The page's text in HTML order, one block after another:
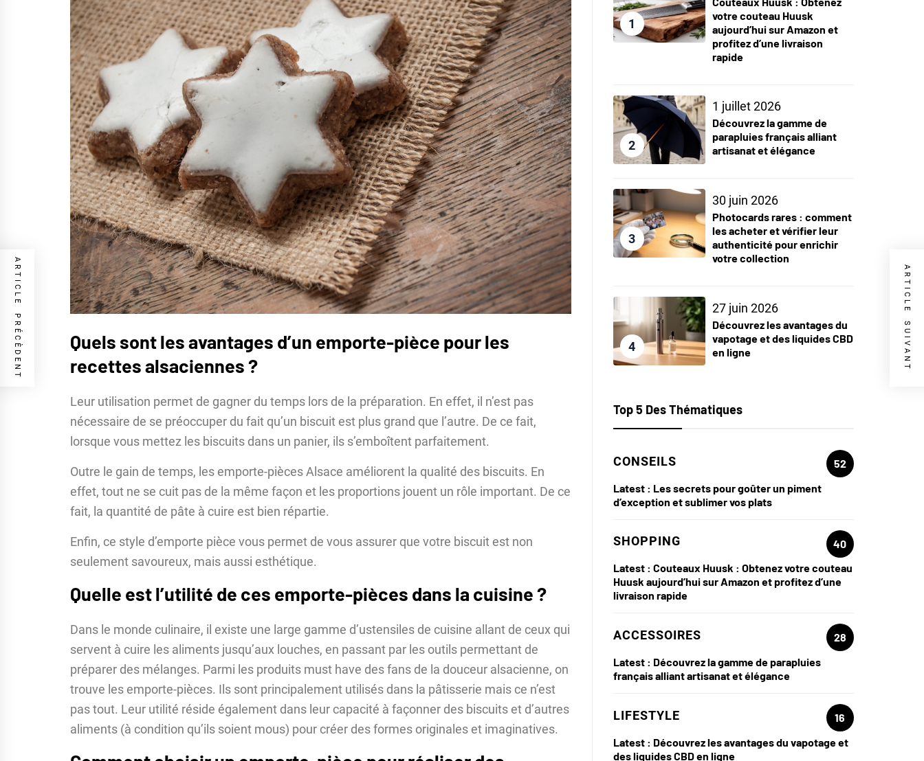
Quels sont les avantages d’un emporte-pièce pour les
recettes alsaciennes ?
Leur utilisation permet de gagner du temps lors de la préparation. En effet, il n’est pas
nécessaire de se préoccuper du fait qu’un biscuit est plus grand que l’autre. De ce fait,
lorsque vous mettez les biscuits dans un panier, ils s’emboîtent parfaitement.
Outre le gain de temps, les emporte-pièces Alsace améliorent la qualité des biscuits. En
effet, tout ne se cuit pas de la même façon et les proportions jouent un rôle important. De ce
fait, la quantité de pâte à cuire est bien répartie.
Enfin, ce style d’emporte pièce vous permet de vous assurer que votre biscuit est non
seulement savoureux, mais aussi esthétique.
Quelle est l’utilité de ces emporte-pièces dans la cuisine ?
Dans le monde culinaire, il existe une large gamme d’ustensiles de cuisine allant de ceux qui
servent à cuire les aliments jusqu’aux louches, en passant par les outils permettant de
préparer des mélanges. Parmi les produits must have des fans de la douceur alsacienne, on
trouve les emporte-pièces. Ils sont principalement utilisés dans la pâtisserie mais ce n’est
pas tout. Leur utilité réside également dans leur capacité à façonner des biscuits et d’autres
aliments (à condition qu’ils soient mous) pour créer des formes originales et imaginatives.
ARTICLE PRÉCÈDENT ARTICLE SUIVANT
1
votre couteau Huusk
aujourd’hui sur Amazon et
profitez d’une livraison
rapide
2
1 juillet 2026
Découvrez la gamme de
parapluies français alliant
artisanat et élégance
3
30 juin 2026
Photocards rares : comment
les acheter et vérifier leur
authenticité pour enrichir
votre collection
4
27 juin 2026
Découvrez les avantages du
vapotage et des liquides CBD
en ligne
Top 5 Des Thématiques
CONSEILS
52
Latest : Les secrets pour goûter un piment
d’exception et sublimer vos plats
SHOPPING
40
Latest : Couteaux Huusk : Obtenez votre couteau
Huusk aujourd’hui sur Amazon et profitez d’une
livraison rapide
ACCESSOIRES
28
Latest : Découvrez la gamme de parapluies
français alliant artisanat et élégance
LIFESTYLE
16
Latest : Découvrez les avantages du vapotage et
des liquides CBD en ligne